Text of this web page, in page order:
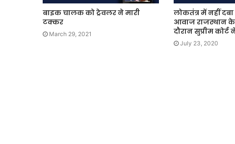
बाइक चालक को ट्रेवलर ने मारी
टक्कर
March 29, 2021
लोकतंत्र में नहीं
आवाज राजस्थान
दौरान सुप्रीम कोर्ट
July 23, 2020